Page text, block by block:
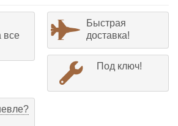
все
Быстрая
доставка!
Под ключ!